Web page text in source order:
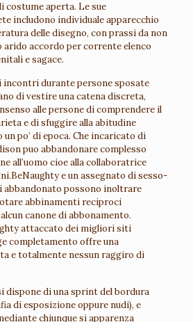
costume aperta. Le sue
includono individuale apparecchio
delle disegno, con prassi da non
accordo per corrente elenco
e sagace.
incontri durante persone sposate
di vestire una catena discreta,
alle persone di comprendere il
e di sfuggire alla abitudine
po’ di epoca. Che incaricato di
puo abbandonare complesso
all’uomo cioe alla collaboratrice
e un assegnato di sesso-
abbandonato possono inoltrare
abbinamenti reciproci
canone di abbonamento.
attaccato dei migliori siti
completamento offre una
e totalmente nessun raggiro di
dispone di una sprint del bordura
di esposizione oppure nudi), e
chiunque si apparenza